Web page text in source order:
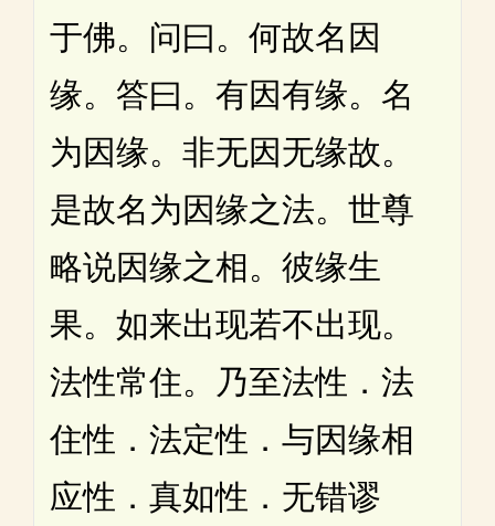
于佛。问曰。何故名因
缘。答曰。有因有缘。名
为因缘。非无因无缘故。
是故名为因缘之法。世尊
略说因缘之相。彼缘生
果。如来出现若不出现。
法性常住。乃至法性．法
住性．法定性．与因缘相
应性．真如性．无错谬